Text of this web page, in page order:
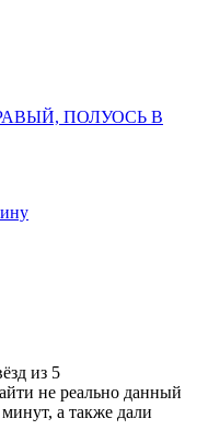
ПОЛУОСЬ В
из 5
не реально данный
а также дали